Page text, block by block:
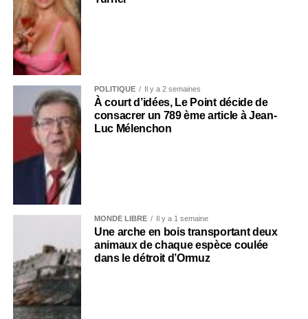
POLITIQUE Il y a 2 semaines
À court d’idées, Le Point décide de
consacrer un 789 ème article à Jean-
Luc Mélenchon
MONDE LIBRE Il y a 1 semaine
Une arche en bois transportant deux
animaux de chaque espèce coulée
dans le détroit d’Ormuz